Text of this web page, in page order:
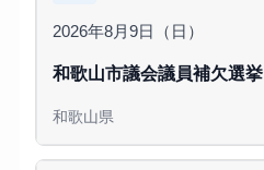
2026年8月9日（日）
和歌山市議会議員補欠選挙
和歌山県